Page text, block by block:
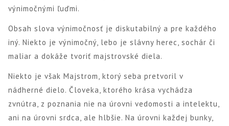
výnimočnými ľuďmi.
Obsah slova výnimočnosť je diskutabilný a pre každého
iný. Niekto je výnimočný, lebo je slávny herec, sochár či
maliar a dokáže tvoriť majstrovské diela.
Niekto je však Majstrom, ktorý seba pretvoril v
nádherné dielo. Človeka, ktorého krása vychádza
zvnútra, z poznania nie na úrovni vedomosti a intelektu,
ani na úrovni srdca, ale hlbšie. Na úrovni každej bunky,